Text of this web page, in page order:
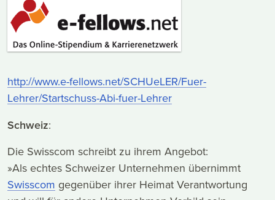
http://www.e-fellows.net/SCHUeLER/Fuer-
Lehrer/Startschuss-Abi-fuer-Lehrer
Schweiz:
Die Swisscom schreibt zu ihrem Angebot:
»Als echtes Schweizer Unternehmen übernimmt
Swisscom gegenüber ihrer Heimat Verantwortung